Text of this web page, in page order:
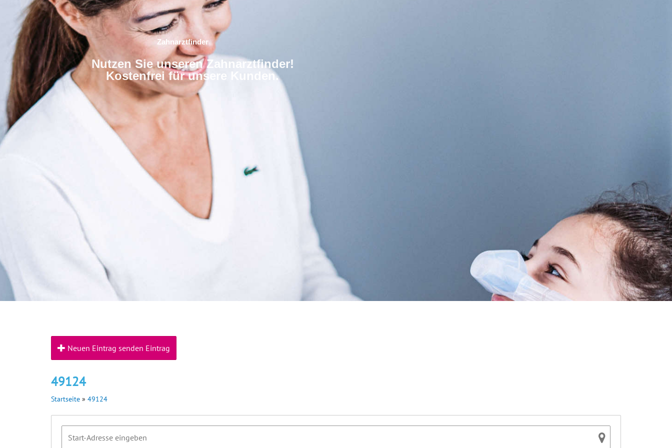
Zahnarztfinder
Nutzen Sie unseren Zahnarztfinder!
Kostenfrei für unsere Kunden.
Neuen Eintrag senden Eintrag
49124
Startseite » 49124